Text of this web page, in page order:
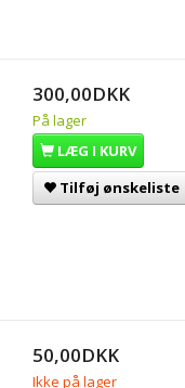
300,00DKK
På lager
LÆG I KURV
Tilføj ønskeliste
50,00DKK
Ikke på lager